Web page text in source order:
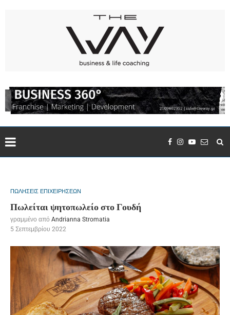
ΠΩΛΗΣΕΙΣ ΕΠΙΧΕΙΡΗΣΕΩΝ
Πωλείται ψητοπωλείο στο Γουδή
γραμμένο από Andrianna Stromatia
5 Σεπτεμβρίου 2022